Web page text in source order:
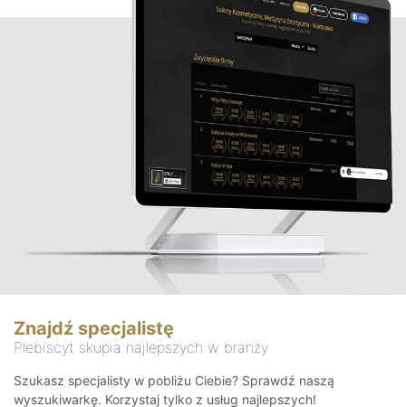
Znajdź specjalistę
Plebiscyt skupia najlepszych w branży
Szukasz specjalisty w pobliżu Ciebie? Sprawdź naszą
wyszukiwarkę. Korzystaj tylko z usług najlepszych!